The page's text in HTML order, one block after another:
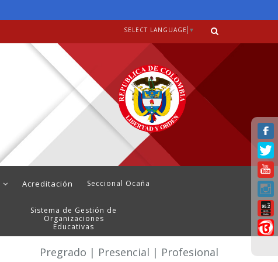
SELECT LANGUAGE ▼
Acreditación Seccional Ocaña
Sistema de Gestión de
Organizaciones
Educativas
Pregrado | Presencial | Profesional